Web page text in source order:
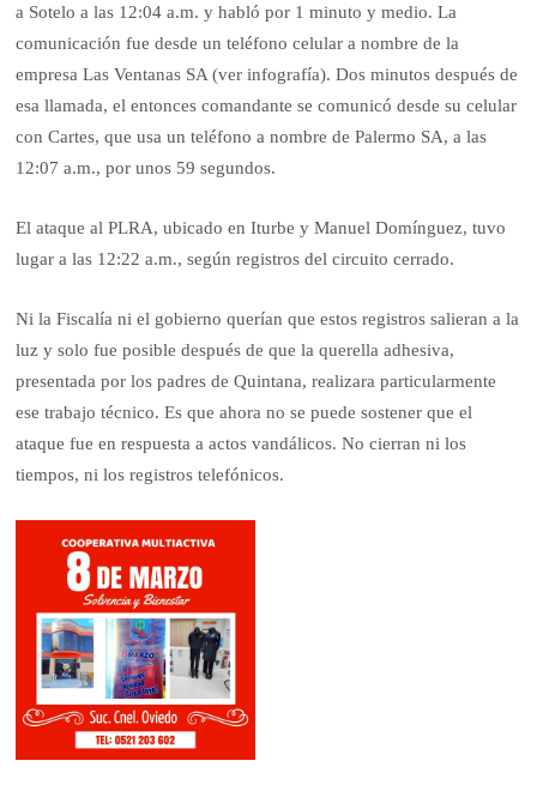
a Sotelo a las 12:04 a.m. y habló por 1 minuto y medio. La
comunicación fue desde un teléfono celular a nombre de la
empresa Las Ventanas SA (ver infografía). Dos minutos después de
esa llamada, el entonces comandante se comunicó desde su celular
con Cartes, que usa un teléfono a nombre de Palermo SA, a las
12:07 a.m., por unos 59 segundos.
El ataque al PLRA, ubicado en Iturbe y Manuel Domínguez, tuvo
lugar a las 12:22 a.m., según registros del circuito cerrado.
Ni la Fiscalía ni el gobierno querían que estos registros salieran a la
luz y solo fue posible después de que la querella adhesiva,
presentada por los padres de Quintana, realizara particularmente
ese trabajo técnico. Es que ahora no se puede sostener que el
ataque fue en respuesta a actos vandálicos. No cierran ni los
tiempos, ni los registros telefónicos.